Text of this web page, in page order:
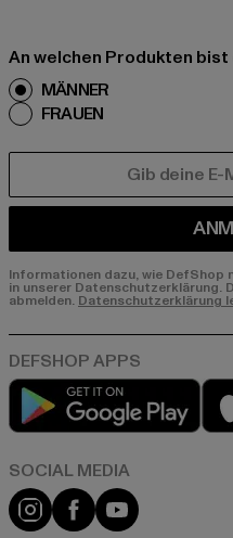
An welchen Produkten
MÄNNER
FRAUEN
Informationen dazu, wie DefShop
in unserer Datenschutzerklärung.
abmelden. Datenschutzerklärung
Instagram
FacebookYouTube